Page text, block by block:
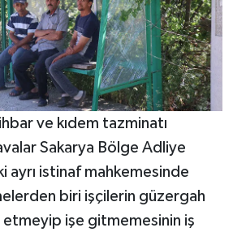
ve kıdem tazminatı
Sakarya Bölge Adliye
ayrı istinaf mahkemesinde
biri işçilerin güzergah
işe gitmemesinin iş